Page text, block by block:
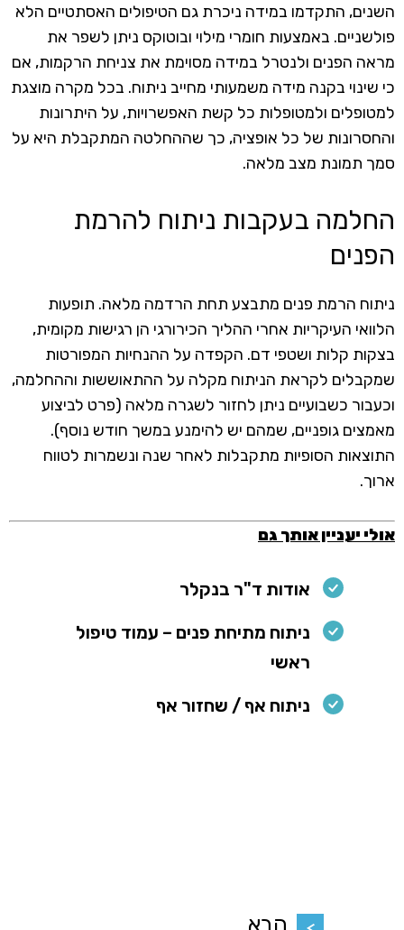
השנים, התקדמו במידה ניכרת גם הטיפולים האסתטיים הלא
פולשניים. באמצעות חומרי מילוי ובוטוקס ניתן לשפר את
מראה הפנים ולנטרל במידה מסוימת את צניחת הרקמות, אם
כי שינוי בקנה מידה משמעותי מחייב ניתוח. בכל מקרה מוצגת
למטופלים ולמטופלות כל קשת האפשרויות, על היתרונות
והחסרונות של כל אופציה, כך שההחלטה המתקבלת היא על
סמך תמונת מצב מלאה.
החלמה בעקבות ניתוח להרמת
הפנים
ניתוח הרמת פנים מתבצע תחת הרדמה מלאה. תופעות
הלוואי העיקריות אחרי ההליך הכירורגי הן רגישות מקומית,
בצקות קלות ושטפי דם. הקפדה על ההנחיות המפורטות
שמקבלים לקראת הניתוח מקלה על ההתאוששות וההחלמה,
וכעבור כשבועיים ניתן לחזור לשגרה מלאה (פרט לביצוע
מאמצים גופניים, שמהם יש להימנע במשך חודש נוסף).
התוצאות הסופיות מתקבלות לאחר שנה ונשמרות לטווח
ארוך.
אולי יעניין אותך גם
אודות ד"ר בנקלר
ניתוח מתיחת פנים – עמוד טיפול
ראשי
ניתוח אף / שחזור אף
הבא